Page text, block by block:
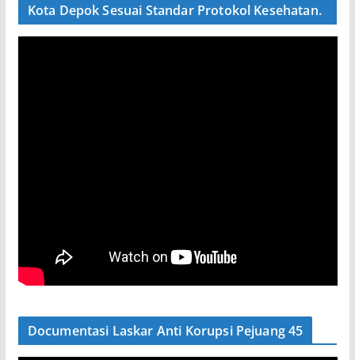
Kota Depok Sesuai Standar Protokol Kesehatan.
Documentasi Laskar Anti Korupsi Pejuang 45